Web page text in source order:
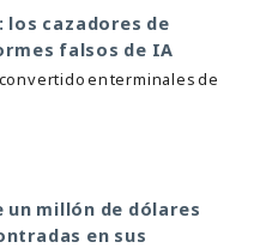
los cazadores de
falsos de IA
en terminales de
un millón de dólares
en sus